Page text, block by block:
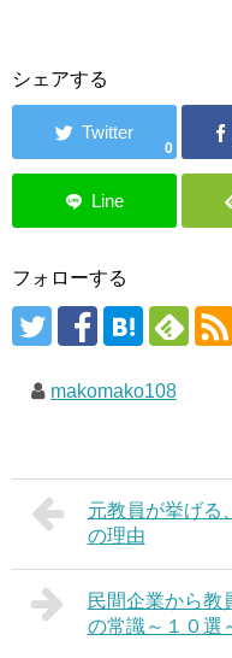
シェアする
0
フォローする
makomako108
元教員が挙げる
の理由
民間企業から教
の常識～１０選